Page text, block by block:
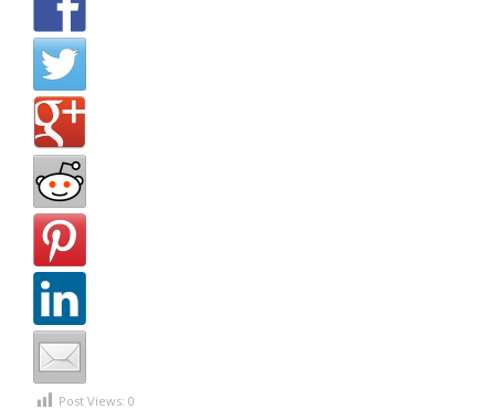
Post Views: 0